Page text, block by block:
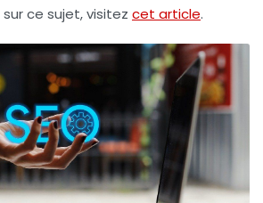
ce sujet, visitez cet article.